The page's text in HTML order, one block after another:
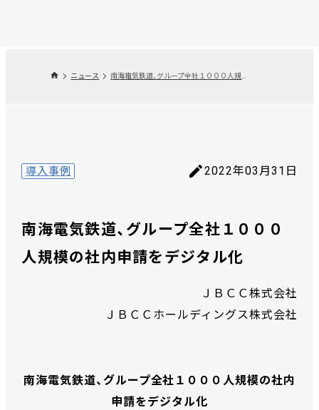
ニュース
導入事例 2022年03月31日
南海電気鉄道、グループ全社１０００
人規模の社内申請をデジタル化
ＪＢＣＣ株式会社
ＪＢＣＣホールディングス株式会社
南海電気鉄道、グループ全社１０００人規模の社内
申請をデジタル化